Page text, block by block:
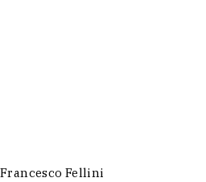
Francesco Fellini